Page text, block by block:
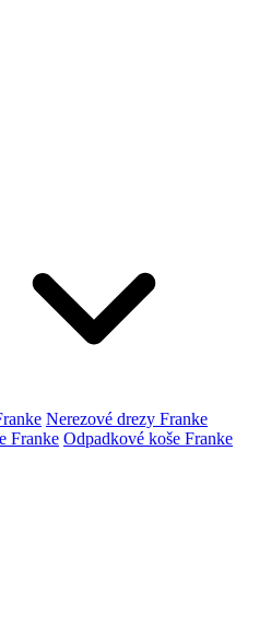
Nerezové drezy Franke
Franke Odpadkové koše Franke